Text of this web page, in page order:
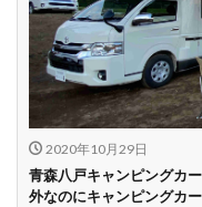
試乗プラン有り
学割
2020年10月29日
青森八戸キャンピングカ
外なのにキャンピングカ